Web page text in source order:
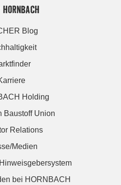
Blog
Holding
Baustoff Union
Relations
Medien
bei HORNBACH